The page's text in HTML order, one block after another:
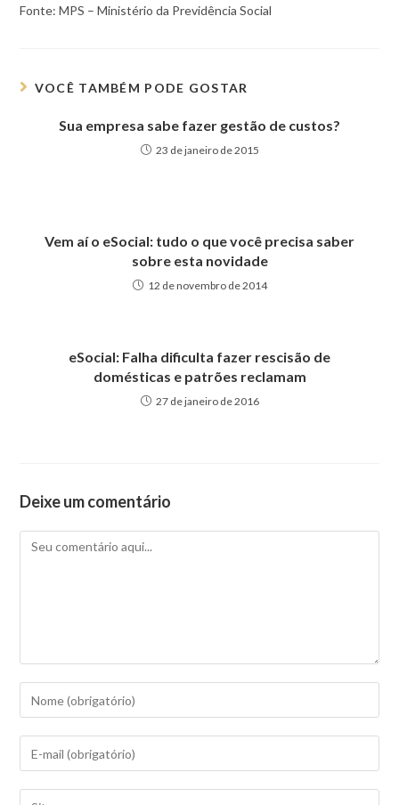
Fonte: MPS – Ministério da Previdência Social
VOCÊ TAMBÉM PODE GOSTAR
Sua empresa sabe fazer gestão de custos?
23 de janeiro de 2015
Vem aí o eSocial: tudo o que você precisa saber
sobre esta novidade
12 de novembro de 2014
eSocial: Falha dificulta fazer rescisão de
domésticas e patrões reclamam
27 de janeiro de 2016
Deixe um comentário